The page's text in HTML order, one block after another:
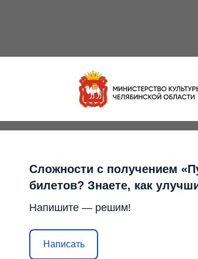
Сложности с получением
билетов? Знаете, как
Напишите — решим!
Написать